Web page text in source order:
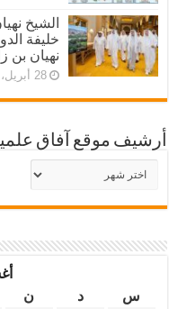
الشيخ
خليفة
نهيان بن
28 أبريل، 2026
أرشيف موقع آفاق
أرشيف
موقع
س
د ن